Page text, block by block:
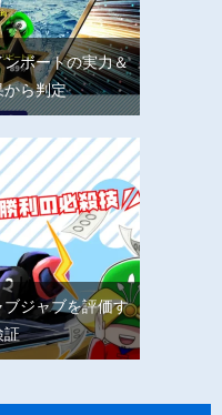
ボートの実力＆
から判定
ジャブを評価す
証